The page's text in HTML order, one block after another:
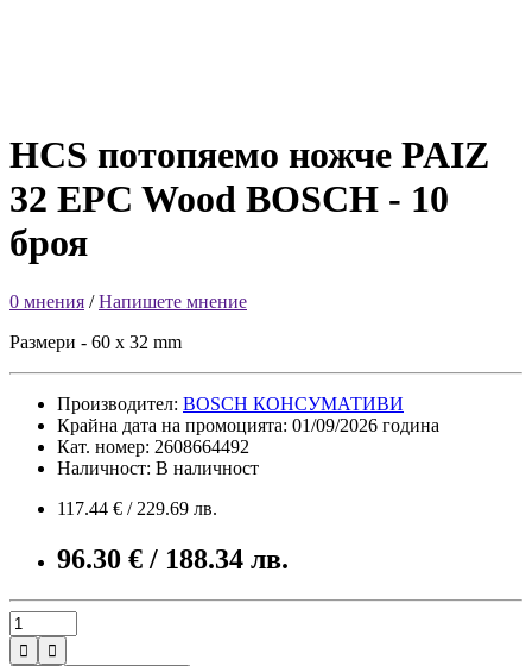
HCS потопяемо ножче PAIZ
32 EPC Wood BOSCH - 10
броя
0 мнения /Напишете мнение
Размери - 60 x 32 mm
Производител: BOSCH КОНСУМАТИВИ
Крайна дата на промоцията: 01/09/2026 година
Кат. номер: 2608664492
Наличност: В наличност
117.44 € / 229.69 лв.
96.30 € / 188.34 лв.

